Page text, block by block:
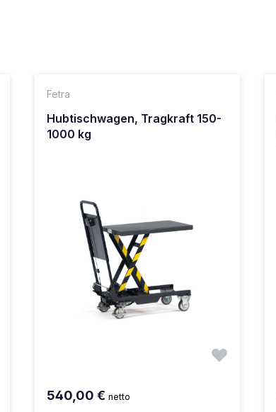
Fetra
Hubtischwagen, Tragkraft 150-
1000 kg
540,00 €netto